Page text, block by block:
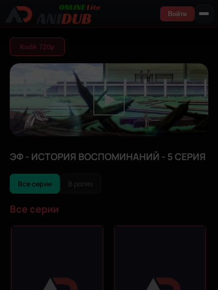
Войти
Kodik 720р
ЭФ - ИСТОРИЯ ВОСПОМИНАНИЙ - 5 СЕРИЯ
Все серии В ролях
Все серии